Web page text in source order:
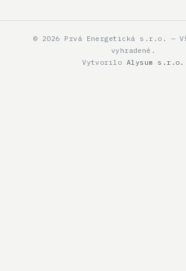
© 2026 Prvá Energetická s.r.o. —
vyhradené.
Vytvorilo Alysum s.r.o.